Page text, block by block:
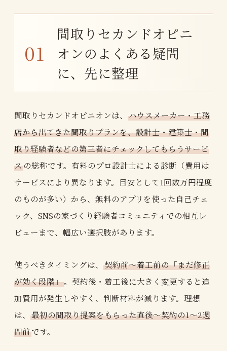
間取りセカンドオピニ
オンのよくある疑問
に、先に整理
間取りセカンドオピニオンは、 ハウスメーカー・工務
店から出てきた間取りプランを、設計士・建築士・間
取り経験者などの第三者にチェックしてもらうサービ
スの総称です。有料のプロ設計士による診断（費用は
サービスにより異なります。目安として1回数万円程度
のものが多い）から、無料のアプリを使った自己チェ
ック、SNSの家づくり経験者コミュニティでの相互レ
ビューまで、幅広い選択肢があります。
使うべきタイミングは、 契約前〜着工前の「まだ修正
が効く段階」。契約後・着工後に大きく変更すると追
加費用が発生しやすく、判断材料が減ります。理想
は、 最初の間取り提案をもらった直後〜契約の1〜2週
間前です。